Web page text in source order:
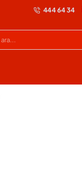
444 64 34